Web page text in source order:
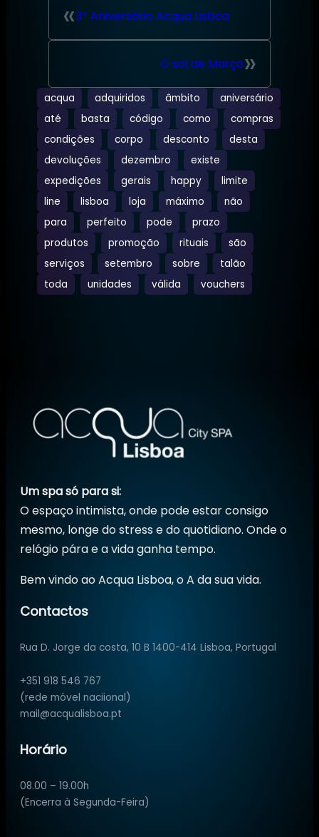
«3º Aniversário Acqua Lisboa
»
O sol de Março
acqua adquiridos âmbito
aniversário
até
basta código como
compras
condições
corpo desconto
desta
devoluções
dezembro
existe
expedições
gerais happy
limite
line
lisboa loja máximo
não
para
perfeito pode
prazo
produtos
promoção rituais
são
serviços
setembro sobre
talão
toda
unidades válida vouchers
Um spa só para si:
O espaço intimista, onde pode estar consigo
mesmo, longe do stress e do quotidiano. Onde o
relógio pára e a vida ganha tempo.
Bem vindo ao Acqua Lisboa, o A da sua vida.
Contactos
Rua D. Jorge da costa, 10 B 1400-414 Lisboa, Portugal
+351 918 546 767
(rede móvel naciional)
mail@acqualisboa.pt
Horário
08.00 – 19.00h
(Encerra à Segunda-Feira)